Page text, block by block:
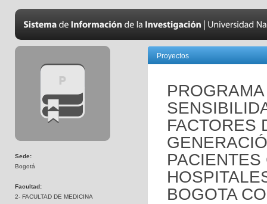
Sede:
Bogotá
Facultad:
2- FACULTAD DE MEDICINA
Proyectos
FACTORES
BOGOTA